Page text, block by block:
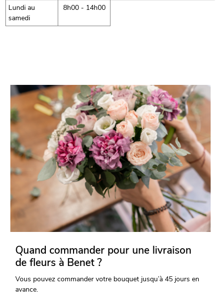
Lundi au
samedi
8h00 - 14h00
Quand commander pour une livraison
de fleurs à Benet ?
Vous pouvez commander votre bouquet jusqu’à 45 jours en
avance.